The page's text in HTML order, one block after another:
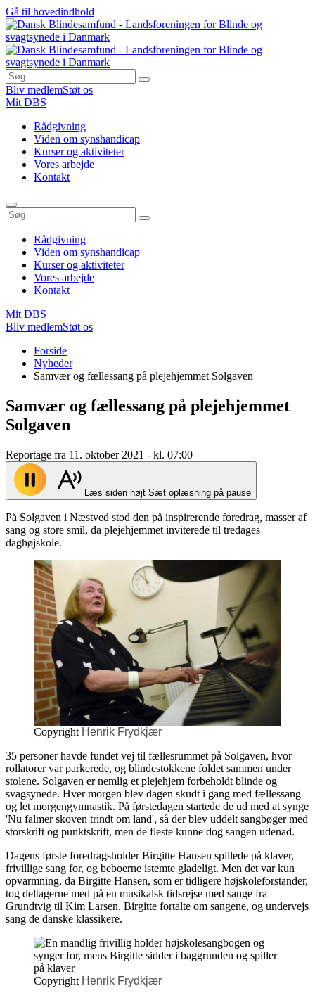
Gå til hovedindhold
Bliv medlemStøt os
Mit DBS
Rådgivning
Viden om synshandicap
Kurser og aktiviteter
Vores arbejde
Kontakt
Rådgivning
Viden om synshandicap
Kurser og aktiviteter
Vores arbejde
Kontakt
Mit DBS
Bliv medlemStøt os
Forside
Nyheder
Samvær og fællessang på plejehjemmet Solgaven
Samvær og fællessang på plejehjemmet
Solgaven
Reportage fra 11. oktober 2021 - kl. 07:00
Læs siden højt Sæt oplæsning på pause
På Solgaven i Næstved stod den på inspirerende foredrag, masser af
sang og store smil, da plejehjemmet inviterede til tredages
daghøjskole.
Copyright Henrik Frydkjær
35 personer havde fundet vej til fællesrummet på Solgaven, hvor
rollatorer var parkerede, og blindestokkene foldet sammen under
stolene. Solgaven er nemlig et plejehjem forbeholdt blinde og
svagsynede. Hver morgen blev dagen skudt i gang med fællessang
og let morgengymnastik. På førstedagen startede de ud med at synge
'Nu falmer skoven trindt om land', så der blev uddelt sangbøger med
storskrift og punktskrift, men de fleste kunne dog sangen udenad.
Dagens første foredragsholder Birgitte Hansen spillede på klaver,
frivillige sang for, og beboerne istemte gladeligt. Men det var kun
opvarmning, da Birgitte Hansen, som er tidligere højskoleforstander,
tog deltagerne med på en musikalsk tidsrejse med sange fra
Grundtvig til Kim Larsen. Birgitte fortalte om sangene, og undervejs
sang de danske klassikere.
Copyright Henrik Frydkjær